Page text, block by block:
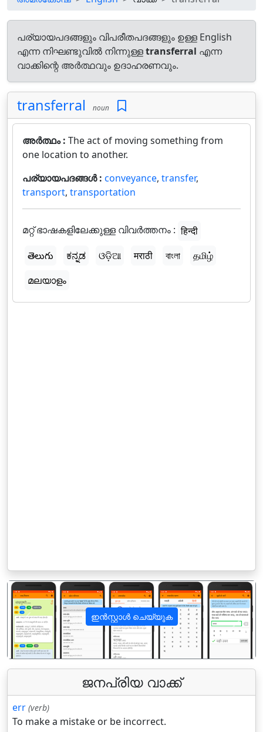
പര്യായപദങ്ങളും വിപരീതപദങ്ങളും ഉള്ള English
എന്ന നിഘണ്ടുവിൽ നിന്നുള്ളtransferral എന്ന
വാക്കിന്റെ അർത്ഥവും ഉദാഹരണവും.
transferral noun
അർത്ഥം : The act of moving something from
one location to another.
പര്യായപദങ്ങൾ : conveyance, transfer,
transport, transportation
മറ്റ് ഭാഷകളിലേക്കുള്ള വിവർത്തനം : हिन्दी
తెలుగు
ಕನ್ನಡ ଓଡ଼ିଆ मराठी বাংলা
தமிழ்
മലയാളം
ഇൻസ്റ്റാൾ ചെയ്യുക
पिछला अगला
ജനപ്രിയ വാക്ക്
err (verb)
To make a mistake or be incorrect.